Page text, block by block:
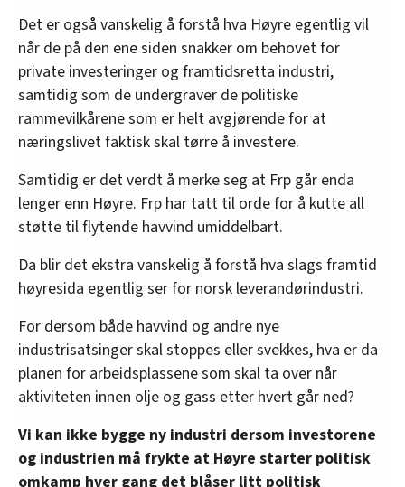
Det er også vanskelig å forstå hva Høyre egentlig vil
når de på den ene siden snakker om behovet for
private investeringer og framtidsretta industri,
samtidig som de undergraver de politiske
rammevilkårene som er helt avgjørende for at
næringslivet faktisk skal tørre å investere.
Samtidig er det verdt å merke seg at Frp går enda
lenger enn Høyre. Frp har tatt til orde for å kutte all
støtte til flytende havvind umiddelbart.
Da blir det ekstra vanskelig å forstå hva slags framtid
høyresida egentlig ser for norsk leverandørindustri.
For dersom både havvind og andre nye
industrisatsinger skal stoppes eller svekkes, hva er da
planen for arbeidsplassene som skal ta over når
aktiviteten innen olje og gass etter hvert går ned?
Vi kan ikke bygge ny industri dersom investorene
og industrien må frykte at Høyre starter politisk
omkamp hver gang det blåser litt politisk